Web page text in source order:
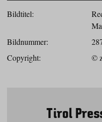
Bildtitel:
Bildnummer:
Copyright:
©
Tirol